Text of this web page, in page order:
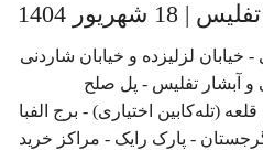
خیابان لزلیزده و خیابان شاردنی
آبشار تفلیس - پل صلح
(تله‌کابین اختیاری) - برج الفبا
- پارک رایک - مراکز خرید